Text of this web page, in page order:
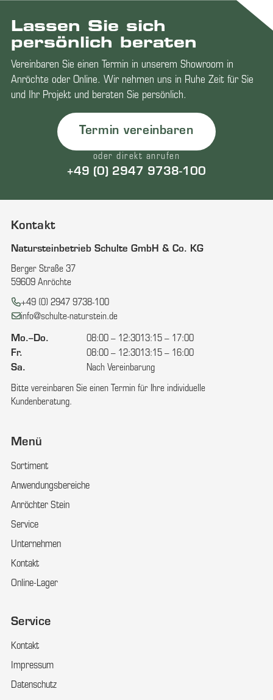
Lassen Sie sich
persönlich beraten
Vereinbaren Sie einen Termin in unserem Showroom in
Anröchte oder Online. Wir nehmen uns in Ruhe Zeit für Sie
und Ihr Projekt und beraten Sie persönlich.
Termin vereinbaren
oder direkt anrufen
+49 (0) 2947 9738-100
Kontakt
Natursteinbetrieb Schulte GmbH & Co. KG
Berger Straße 37
59609 Anröchte
Telefon:
+49 (0) 2947 9738-100
E-Mail:
info@schulte-naturstein.de
Mo.–Do. 08:00 – 12:3013:15 – 17:00
Fr.
08:00 – 12:3013:15 – 16:00
Sa.
Nach Vereinbarung
Bitte vereinbaren Sie einen Termin für Ihre individuelle
Kundenberatung.
Menü
Sortiment
Anwendungsbereiche
Anröchter Stein
Service
Unternehmen
Kontakt
Online-Lager
Service
Kontakt
Impressum
Datenschutz